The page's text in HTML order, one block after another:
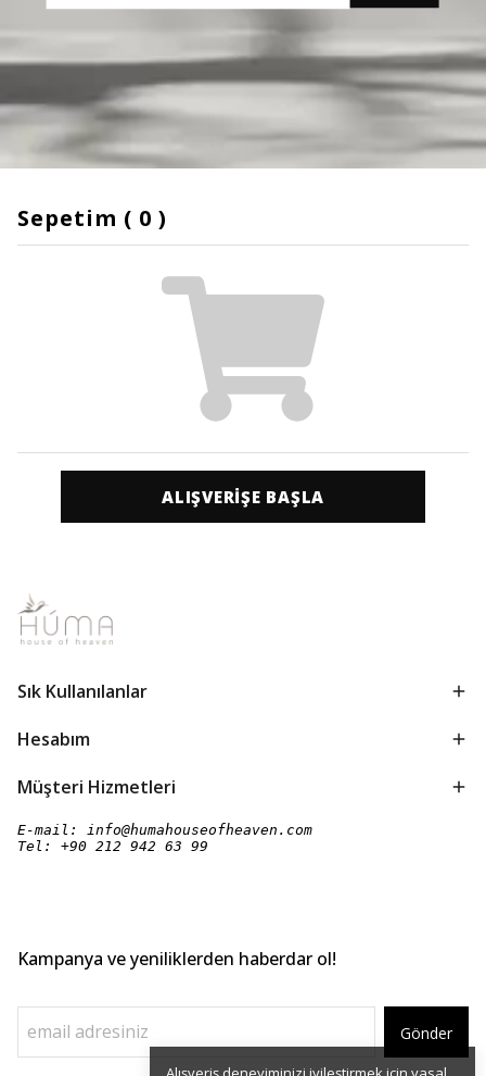
Sepetim ( 0 )
ALIŞVERİŞE BAŞLA
Sık Kullanılanlar
Hesabım
Müşteri Hizmetleri
E-mail: info@humahouseofheaven.com
Tel: +90 212 942 63 99
Kampanya ve yeniliklerden haberdar ol!
Gönder